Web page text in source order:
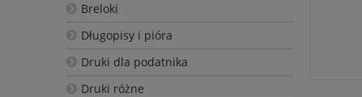
Breloki
Długopisy i pióra
Druki dla podatnika
Druki różne